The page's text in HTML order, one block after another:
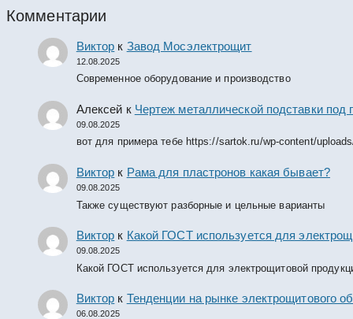
Комментарии
Виктор к Завод Мосэлектрощит
12.08.2025
Современное оборудование и производство
Алексей к Чертеж металлической подставки
09.08.2025
вот для примера тебе https://sartok.ru/wp-content/
Виктор к Рама для пластронов какая бывает?
09.08.2025
Также существуют разборные и цельные варианты
Виктор к Какой ГОСТ используется для
09.08.2025
Какой ГОСТ используется для электрощитовой
Виктор к Тенденции на рынке электрощитового
06.08.2025